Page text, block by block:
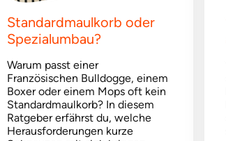
Standardmaulkorb oder
Spezialumbau?
Warum passt einer
Französischen Bulldogge, einem
Boxer oder einem Mops oft kein
Standardmaulkorb? In diesem
Ratgeber erfährst du, welche
Herausforderungen kurze